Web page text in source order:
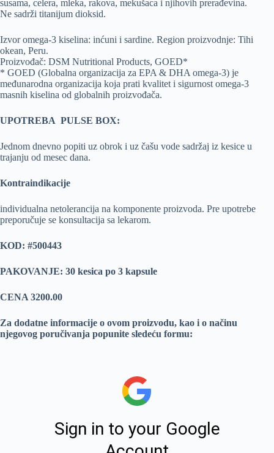
susama, celera, mleka, rakova, mekušaca i njihovih prerađevina.
Ne sadrži titanijum dioksid.
Izvor omega-3 kiselina: inćuni i sardine. Region proizvodnje: Tihi
okean, Peru.
Proizvođač: DSM Nutritional Products, GOED*
* GOED (Globalna organizacija za EPA & DHA omega-3) je
međunarodna organizacija koja prati kvalitet i sigurnost omega-3
masnih kiselina od globalnih proizvođača.
UPOTREBA PULSE BOX:
Jednom dnevno popiti uz obrok i uz čašu vode sadržaj iz kesice u
trajanju od mesec dana.
Kontraindikacije
individualna netolerancija na komponente proizvoda. Pre upotrebe
preporučuje se konsultacija sa lekarom.
KOD: #500443
PAKOVANJE: 30 kesica po 3 kapsule
CENA 3200.00
Za dodatne informacije o ovom proizvodu, kao i o načinu
njegovog poručivanja popunite sledeću formu: